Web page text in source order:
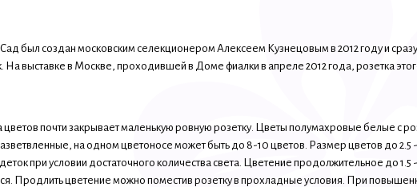
был создан московским селекционером Алексеем Кузнецовым в 2012 году и
выставке в Москве, проходившей в Доме фиалки в апреле 2012 года, розетка
почти закрывает маленькую ровную розетку. Цветы полумахровые белые с
на одном цветоносе может быть до 8-10 цветов. Размер цветов до 2.5
при условии достаточного количества света. Цветение продолжительное до
Продлить цветение можно поместив розетку в прохладные условия. При